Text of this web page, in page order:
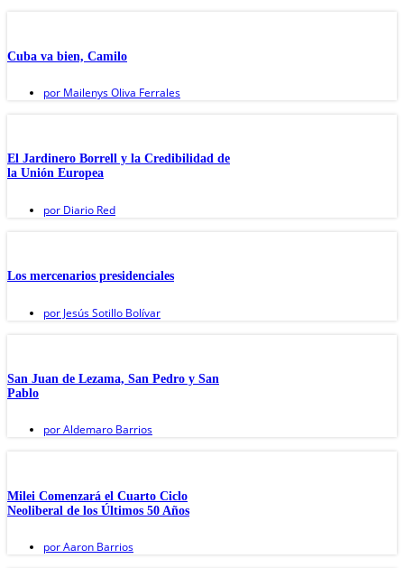
Cuba va bien, Camilo
por Mailenys Oliva Ferrales
El Jardinero Borrell y la Credibilidad de
la Unión Europea
por Diario Red
Los mercenarios presidenciales
por Jesús Sotillo Bolívar
San Juan de Lezama, San Pedro y San
Pablo
porAldemaro Barrios
Milei Comenzará el Cuarto Ciclo
Neoliberal de los Últimos 50 Años
porAaron Barrios